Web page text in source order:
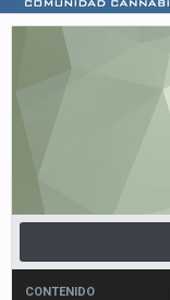
CONTENIDO